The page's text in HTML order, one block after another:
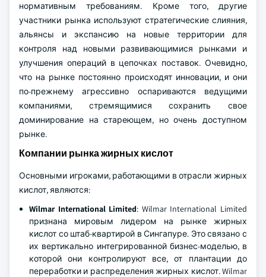
нормативным требованиям. Кроме того, другие
участники рынка используют стратегические слияния,
альянсы и экспансию на новые территории для
контроля над новыми развивающимися рынками и
улучшения операций в цепочках поставок. Очевидно,
что на рынке постоянно происходят инновации, и они
по-прежнему агрессивно оспариваются ведущими
компаниями, стремящимися сохранить свое
доминирование на стареющем, но очень доступном
рынке.
Компании рынка жирных кислот
Основными игроками, работающими в отрасли жирных
кислот, являются:
Wilmar International Limited: Wilmar International Limited
признана мировым лидером на рынке жирных
кислот со штаб-квартирой в Сингапуре. Это связано с
их вертикально интегрированной бизнес-моделью, в
которой они контролируют все, от плантации до
переработки и распределения жирных кислот. Wilmar